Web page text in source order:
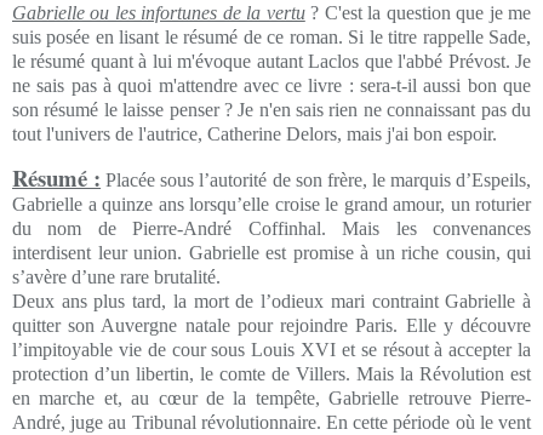
Gabrielle ou les infortunes de la vertu? C'est la question que je me
suis posée en lisant le résumé de ce roman. Si le titre rappelle Sade,
le résumé quant à lui m'évoque autant Laclos que l'abbé Prévost. Je
ne sais pas à quoi m'attendre avec ce livre : sera-t-il aussi bon que
son résumé le laisse penser ? Je n'en sais rien ne connaissant pas du
tout l'univers de l'autrice, Catherine Delors, mais j'ai bon espoir.
Résumé : Placée sous l’autorité de son frère, le marquis d’Espeils,
Gabrielle a quinze ans lorsqu’elle croise le grand amour, un roturier
du nom de Pierre-André Coffinhal. Mais les convenances
interdisent leur union. Gabrielle est promise à un riche cousin, qui
s’avère d’une rare brutalité.
Deux ans plus tard, la mort de l’odieux mari contraint Gabrielle à
quitter son Auvergne natale pour rejoindre Paris. Elle y découvre
l’impitoyable vie de cour sous Louis XVI et se résout à accepter la
protection d’un libertin, le comte de Villers. Mais la Révolution est
en marche et, au cœur de la tempête, Gabrielle retrouve Pierre-
André, juge au Tribunal révolutionnaire. En cette période où le vent